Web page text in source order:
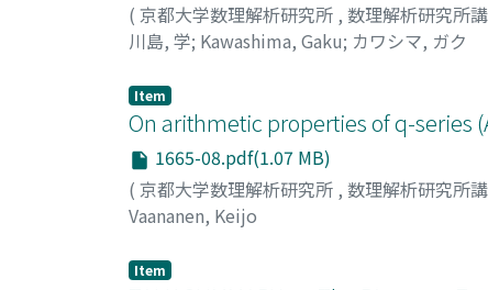
( 京都大学数理解析研究所 , 数理解析研究所
川島, 学; Kawashima, Gaku; カワシマ, ガク
Item
On arithmetic properties of q-series
1665-08.pdf(1.07 MB)
( 京都大学数理解析研究所 , 数理解析研究所
Vaananen, Keijo
Item